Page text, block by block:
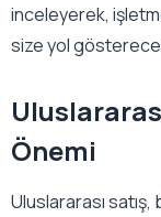
inceleyerek,
size yol
Önemi
Uluslararası